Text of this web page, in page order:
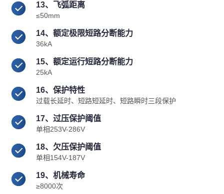
13、飞弧距离
≤50mm
14、额定极限短路分断能力
36kA
15、额定运行短路分断能力
25kA
16、保护特性
过载长延时、短路短延时、短路瞬时三段保护
17、过压保护阈值
单相253V-286V
18、欠压保护阈值
单相154V-187V
19、机械寿命
≥8000次